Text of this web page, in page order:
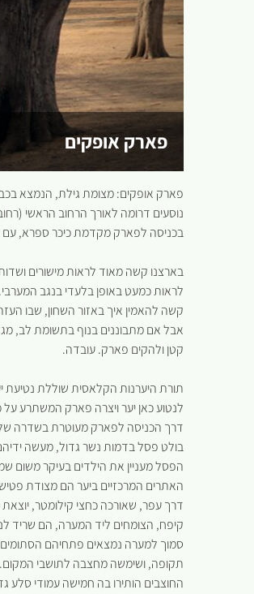
פארק אופקים
פארק אופקים: מצומת גילת, הנמצא בכביש באר שבע-נתיבות (כביש
נוסעים דרומה לאורך הרחוב הראשי
בכניסה לפארק מקדמת כיכר ספרא, עם
בארצנו קשה מאוד לראות מישורים
לראות כמעט באופן בלעדי בנגב
קשה להאמין איך באזור השחון, שבו העזה ישראל להקים עיר רק ב-1955,
אבל אם מתבוננים בנוף בתשומת לב,
קטן ולהקים פארק. עובדה.
לנטוע כאן יער ויצרה פארק המשתרע על כ-500 דונם. בפארק נטועים בעיקר עצי אורן ירושלים, ברוש מצוי, אשל הפרקים ומיני
דרך הכניסה לפארק מעוטרת בשדרה
בולט פסל בדמות נשר גדול, מעשה ידיהם
הפסל מעניין את הילדים בעיקר משום
האתרים המרכזיים ביער הם מצודת
דרך עפר, שאורכה כחצי קילומטר,
קיפח, הצומחים ליד המערה, הם שריד
תקופה, ושימשה מחצבה לתושבי המקום. המערה
החוצבים הותירו בה חמישה עמודי